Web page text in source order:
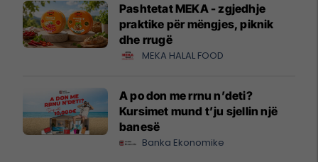
Pashtetat MEKA - zgjedhje
praktike për mëngjes, piknik
dhe rrugë
MEKA HALAL FOOD
A po don me rrnu n’deti?
Kursimet mund t’ju sjellin një
banesë
Banka Ekonomike